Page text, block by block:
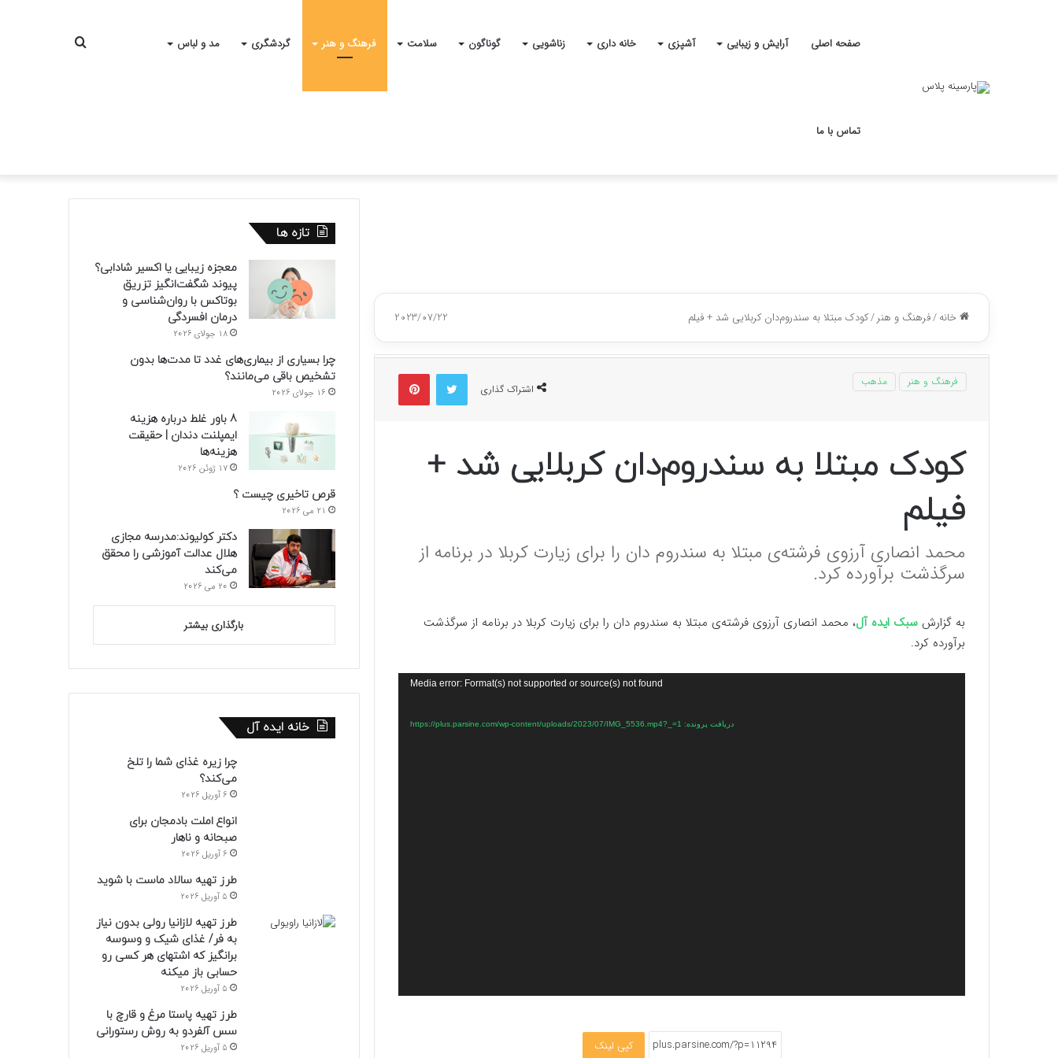
صفحه اصلی آرایش و زیبایی آشپزی خانه داری زناشویی گوناگون سلامت فرهنگ و هنر گردشگری مد و لباس
تماس با ما
جستجو
خانه/فرهنگ و هنر/کودک مبتلا به سندروم‌دان کربلایی شد + فیلم 2023/07/22
اشتراک گذاری
توییتر پینتریست
فرهنگ و هنر مذهب
کودک مبتلا به سندروم‌دان کربلایی شد +
فیلم
محمد انصاری آرزوی فرشته‌ی مبتلا به سندروم دان را برای زیارت کربلا در برنامه از
سرگذشت برآورده کرد.
به گزارش سبک ایده آل، محمد انصاری آرزوی فرشته‌ی مبتلا به سندروم دان را برای زیارت کربلا در برنامه از سرگذشت
برآورده کرد.
Media error: Format(s) not supported or source(s) not found
دریافت پرونده: https://plus.parsine.com/wp-content/uploads/2023/07/IMG_5536.mp4?_=1
کپی لینک
تازه ها
معجزه زیبایی یا اکسیر شادابی؟
پیوند شگفت‌انگیز تزریق
بوتاکس با روان‌شناسی و
درمان افسردگی
18 جولای 2026
چرا بسیاری از بیماری‌های غدد تا مدت‌ها بدون
تشخیص باقی می‌مانند؟
16 جولای 2026
8 باور غلط درباره هزینه
ایمپلنت دندان | حقیقت
هزینه‌ها
17 ژوئن 2026
قرص تاخیری چیست ؟
21 می 2026
دکتر کولیوند:مدرسه مجازی
هلال عدالت آموزشی را محقق
می‌کند
20 می 2026
بارگذاری بیشتر
خانه ایده آل
چرا زیره غذای شما را تلخ
می‌کند؟
6 آوریل 2026
انواع املت بادمجان برای
صبحانه و ناهار
6 آوریل 2026
طرز تهیه سالاد ماست با شوید
5 آوریل 2026
طرز تهیه لازانیا رولی بدون نیاز
به فر/ غذای شیک و وسوسه
برانگیز که اشتهای هر کسی رو
حسابی باز میکنه
5 آوریل 2026
طرز تهیه پاستا مرغ و قارچ با
سس آلفردو به روش رستورانی
5 آوریل 2026